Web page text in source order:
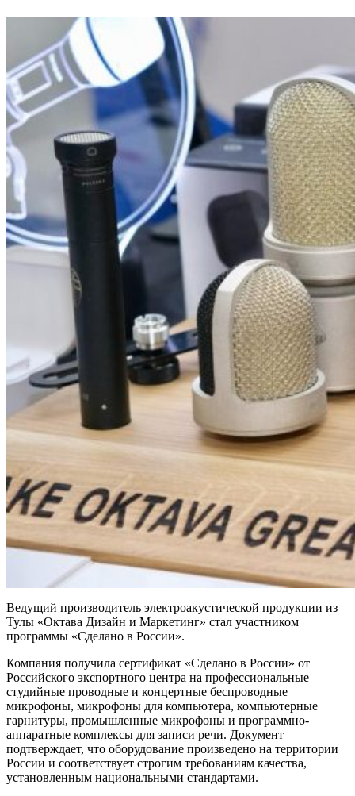
Ведущий производитель электроакустической продукции из
Тулы «Октава Дизайн и Маркетинг» стал участником
программы «Сделано в России».
Компания получила сертификат «Сделано в России» от
Российского экспортного центра на профессиональные
студийные проводные и концертные беспроводные
микрофоны, микрофоны для компьютера, компьютерные
гарнитуры, промышленные микрофоны и программно-
аппаратные комплексы для записи речи. Документ
подтверждает, что оборудование произведено на территории
России и соответствует строгим требованиям качества,
установленным национальными стандартами.